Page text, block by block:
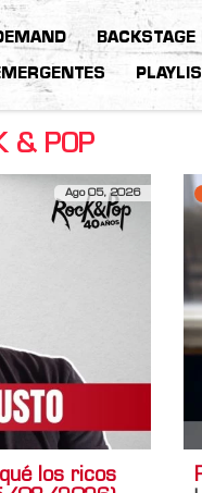
BACKSTAGE
& POP
Ago 05, 2026
los ricos